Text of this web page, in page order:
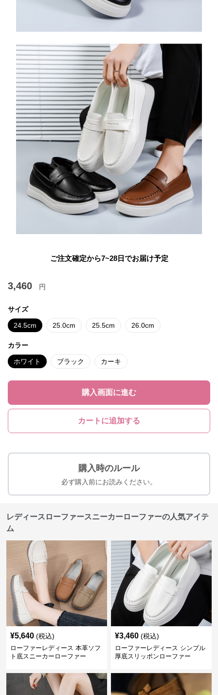
ご注文確定から7~28日でお届け予定
3,460 円
サイズ
24.5cm 25.0cm 25.5cm 26.0cm
カラー
ホワイト ブラック カーキ
購入画面に進む
カートに追加する
購入時のルール
必ず購入前にお読みください。
レディースローファースニーカーローファーの人気アイテ
ム
¥5,640 (税込)
ローファーレディース 本革ソフ
ト底スニーカーローファー
¥3,460 (税込)
ローファーレディース シンプル
厚底スリッポンローファー